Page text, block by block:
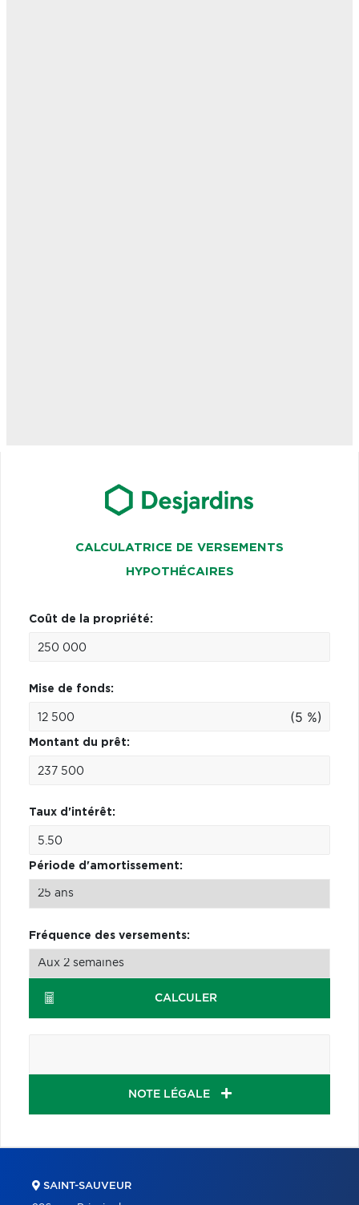
CALCULATRICE DE VERSEMENTS
HYPOTHÉCAIRES
Coût de la propriété:
Mise de fonds:
(5 %)
Montant du prêt:
Taux d'intérêt:
Période d'amortissement:
Fréquence des versements:
CALCULER
NOTE LÉGALE
SAINT-SAUVEUR